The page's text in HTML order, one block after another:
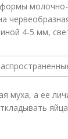
4‑5 мм,
муха, а ее